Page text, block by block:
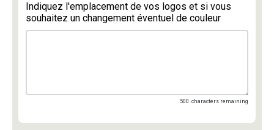
Indiquez l'emplacement de vos logos et si vous
souhaitez un changement éventuel de couleur
500 characters remaining